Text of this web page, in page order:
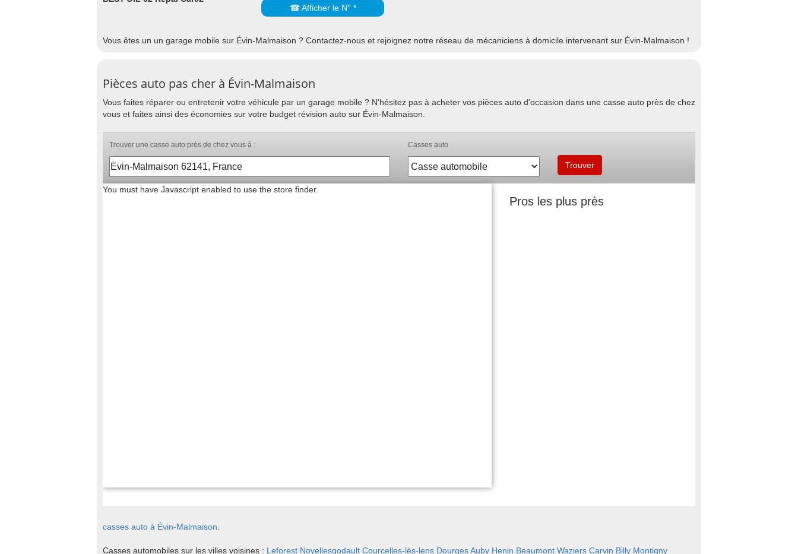
☎ Afficher le N° *
Vous êtes un un garage mobile sur Évin-Malmaison ? Contactez-nous et rejoignez notre réseau de mécaniciens à domicile intervenant sur Évin-Malmaison !
Pièces auto pas cher à Évin-Malmaison
Vous faites réparer ou entretenir votre véhicule par un garage mobile ? N'hésitez pas à acheter vos pièces auto d'occasion dans une casse auto près de chez
vous et faites ainsi des économies sur votre budget révision auto sur Évin-Malmaison.
casses auto à Évin-Malmaison
Casses automobiles sur les villes voisines : Leforest Noyellesgodault Courcelles-lès-lens DourgesAuby Henin Beaumont Waziers Carvin Billy Montigny